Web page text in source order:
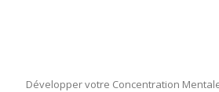
Développer votre Concentration